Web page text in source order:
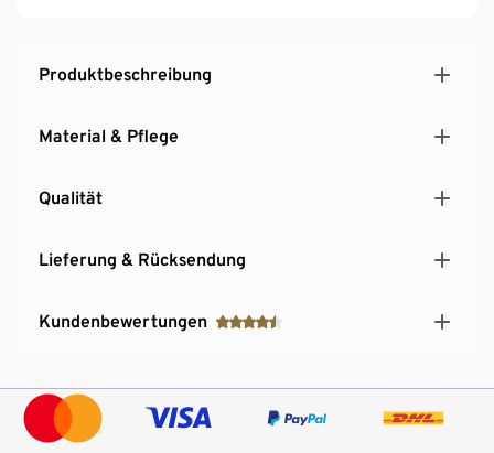
Produktbeschreibung
Material & Pflege
Qualität
Lieferung & Rücksendung
Kundenbewertungen